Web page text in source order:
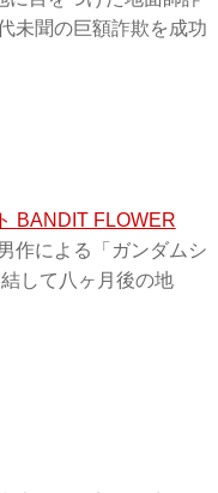
未聞の巨額詐欺を成功
BANDIT FLOWER
作による「ガンダムシ
して八ヶ月後の地